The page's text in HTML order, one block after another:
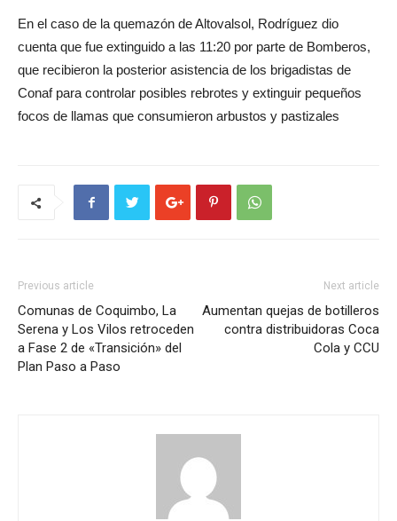
En el caso de la quemazón de Altovalsol, Rodríguez dio
cuenta que fue extinguido a las 11:20 por parte de Bomberos,
que recibieron la posterior asistencia de los brigadistas de
Conaf para controlar posibles rebrotes y extinguir pequeños
focos de llamas que consumieron arbustos y pastizales
Previous article
Comunas de Coquimbo, La
Serena y Los Vilos retroceden
a Fase 2 de «Transición» del
Plan Paso a Paso
Next article
Aumentan quejas de botilleros
contra distribuidoras Coca
Cola y CCU